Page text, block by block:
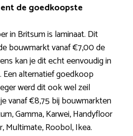
de goedkoopste
in Britsum is laminaat. Dit
bouwmarkt vanaf €7,00 de
kan je dit echt eenvoudig in
Een alternatief goedkoop
werd dit ook wel zeil
vanaf €8,75 bij bouwmarkten
Gamma, Karwei, Handyfloor
Multimate, Roobol, Ikea.